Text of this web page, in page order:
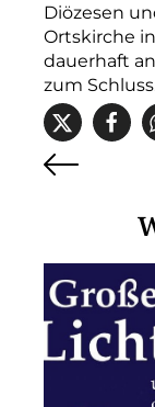
Diözesen
Ortskirche
dauerhaft
zum